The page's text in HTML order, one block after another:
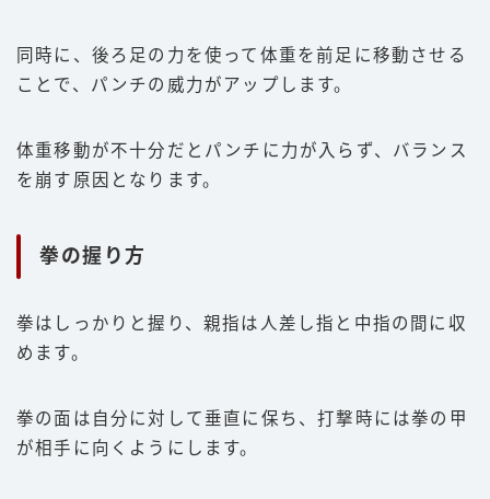
同時に、後ろ足の力を使って体重を前足に移動させる
ことで、パンチの威力がアップします。
体重移動が不十分だとパンチに力が入らず、バランス
を崩す原因となります。
拳の握り方
拳はしっかりと握り、親指は人差し指と中指の間に収
めます。
拳の面は自分に対して垂直に保ち、打撃時には拳の甲
が相手に向くようにします。